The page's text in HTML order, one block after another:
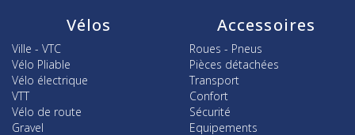
Vélos
Ville - VTC
Vélo Pliable
Vélo électrique
VTT
Vélo de route
Gravel
Accessoires
Roues - Pneus
Pièces détachées
Transport
Confort
Sécurité
Equipements